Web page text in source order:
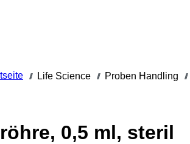
/// Life Science /// Proben Handling ///
0,5 ml, steril